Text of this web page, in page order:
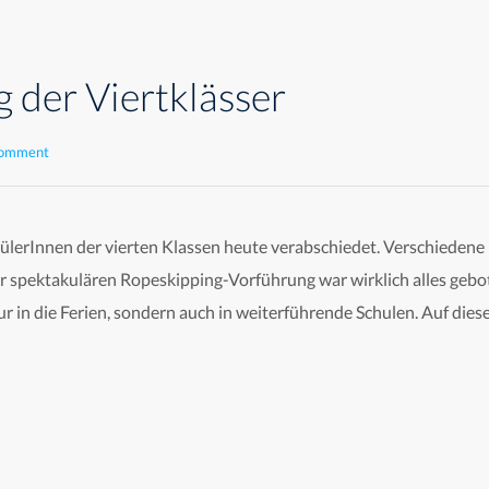
der Viertklässer
der vierten Klassen heute verabschiedet. Verschiedene
spektakulären Ropeskipping-Vorführung war wirklich alles
die Ferien, sondern auch in weiterführende Schulen. Auf